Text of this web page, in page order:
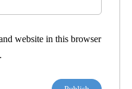
website in this browser